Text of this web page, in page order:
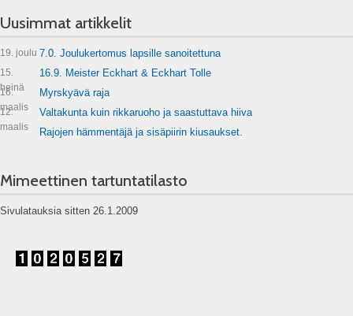
Uusimmat artikkelit
19. joulu 7.0. Joulukertomus lapsille sanoitettuna
15.
heinä
16.9. Meister Eckhart & Eckhart Tolle
16.
maalis
Myrskyävä raja
12.
maalis
Valtakunta kuin rikkaruoho ja saastuttava hiiva
Rajojen hämmentäjä ja sisäpiirin kiusaukset.
Mimeettinen tartuntatilasto
Sivulatauksia sitten 26.1.2009